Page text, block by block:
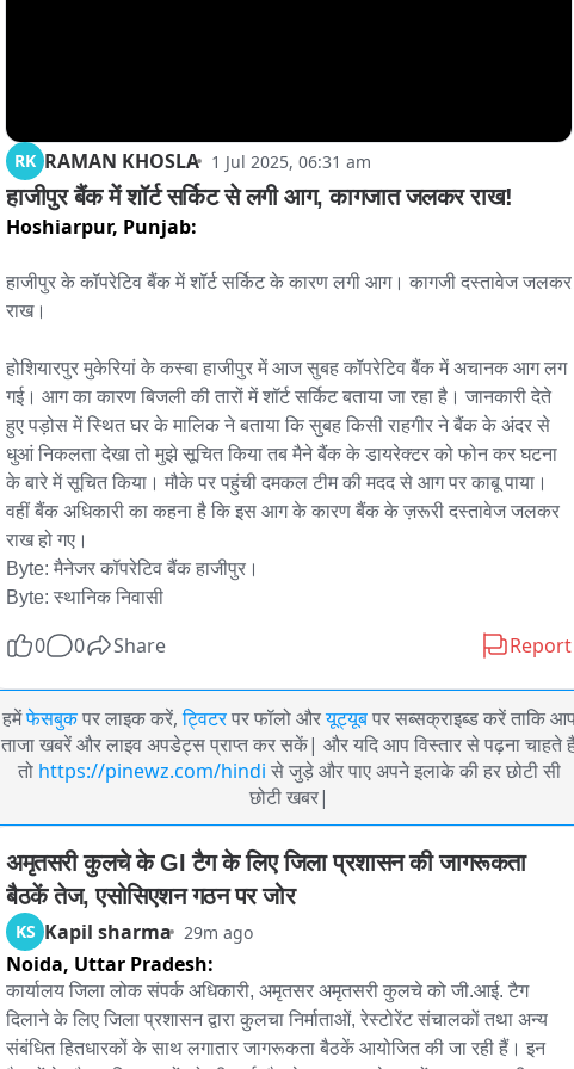
RK RAMAN KHOSLA 1 Jul 2025, 06:31 am
हाजीपुर बैंक में शॉर्ट सर्किट से लगी आग, कागजात जलकर राख!
Hoshiarpur, Punjab:
हाजीपुर के कॉपरेटिव बैंक में शॉर्ट सर्किट के कारण लगी आग। कागजी दस्तावेज जलकर
राख।
होशियारपुर मुकेरियां के कस्बा हाजीपुर में आज सुबह कॉपरेटिव बैंक में अचानक आग लग
गई। आग का कारण बिजली की तारों में शॉर्ट सर्किट बताया जा रहा है। जानकारी देते
हुए पड़ोस में स्थित घर के मालिक ने बताया कि सुबह किसी राहगीर ने बैंक के अंदर से
धुआं निकलता देखा तो मुझे सूचित किया तब मैने बैंक के डायरेक्टर को फोन कर घटना
के बारे में सूचित किया। मौके पर पहुंची दमकल टीम की मदद से आग पर काबू पाया।
वहीं बैंक अधिकारी का कहना है कि इस आग के कारण बैंक के ज़रूरी दस्तावेज जलकर
राख हो गए।
Byte: मैनेजर कॉपरेटिव बैंक हाजीपुर।
0 0 Share Report
हमेंफेसबुक पर लाइक करें, ट्विटर पर फॉलो औरयूट्यूब पर सब्सक्राइब्ड करें ताकि
ताजा खबरें और लाइव अपडेट्स प्राप्त कर सकें| और यदि आप विस्तार से पढ़ना चाहते
तो https://pinewz.com/hindi से जुड़े और पाए अपने इलाके की हर छोटी सी
छोटी खबर|
अमृतसरी कुलचे के GI टैग के लिए जिला प्रशासन की जागरूकता
बैठकें तेज, एसोसिएशन गठन पर जोर
KS Kapil sharma 29m ago
Noida, Uttar Pradesh:
कार्यालय जिला लोक संपर्क अधिकारी, अमृतसर अमृतसरी कुलचे को जी.आई. टैग
दिलाने के लिए जिला प्रशासन द्वारा कुलचा निर्माताओं, रेस्टोरेंट संचालकों तथा अन्य
संबंधित हितधारकों के साथ लगातार जागरूकता बैठकें आयोजित की जा रही हैं। इन